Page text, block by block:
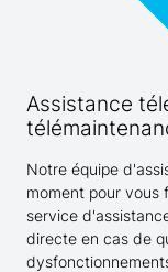
Assistance
Notre équipe
moment pour vous
service
directe en cas de